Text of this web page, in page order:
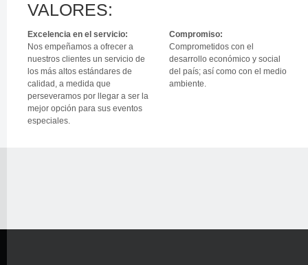
VALORES:
Excelencia en el servicio:
Nos empeñamos a ofrecer a
nuestros clientes un servicio de
los más altos estándares de
calidad, a medida que
perseveramos por llegar a ser la
mejor opción para sus eventos
especiales.
Compromiso:
Comprometidos con el
desarrollo económico y social
del país; así como con el medio
ambiente.